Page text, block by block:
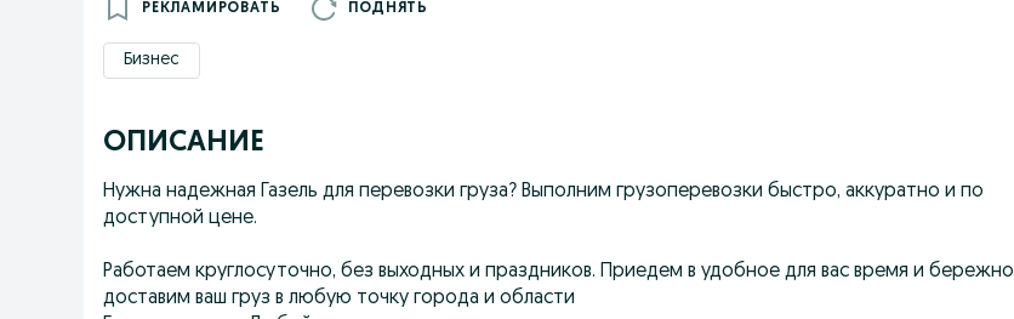
РЕКЛАМИРОВАТЬ ПОДНЯТЬ
Бизнес
ОПИСАНИЕ
Нужна надежная Газель для перевозки груза? Выполним грузоперевозки быстро, аккуратно и по
доступной цене.
Работаем круглосуточно, без выходных и праздников. Приедем в удобное для вас время и бережно
доставим ваш груз в любую точку города и области